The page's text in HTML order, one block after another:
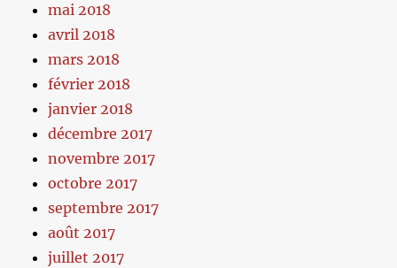
mai 2018
avril 2018
mars 2018
février 2018
janvier 2018
décembre 2017
novembre 2017
octobre 2017
septembre 2017
août 2017
juillet 2017